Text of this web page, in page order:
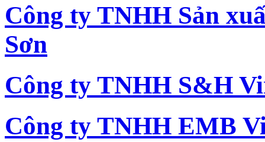
Công ty TNHH Sản
Sơn
Công ty TNHH S&H
Công ty TNHH EMB